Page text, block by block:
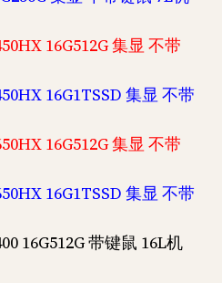
16G512G 集显 不带
16G1TSSD 集显 不带
16G512G 集显 不带
16G1TSSD 集显 不带
16G512G 带键鼠 16L机